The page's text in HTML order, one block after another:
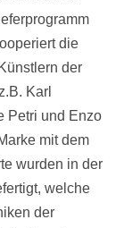
die
der
Karl
Petri und Enzo
mit dem
wurden in der
welche
der